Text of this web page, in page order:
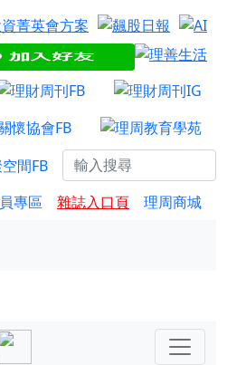
專區 雜誌入口頁 理周商城